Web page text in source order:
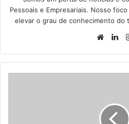
Pessoais e Empresariais. Nosso
elevar o grau de conhecimento do